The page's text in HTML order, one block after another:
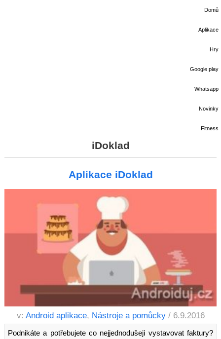
Domů
Aplikace
Hry
Google play
Whatsapp
Novinky
Fitness
iDoklad
Aplikace iDoklad
v: Android aplikace, Nástroje a pomůcky / 6.9.2016
Podnikáte a potřebujete co nejjednodušeji vystavovat faktury?